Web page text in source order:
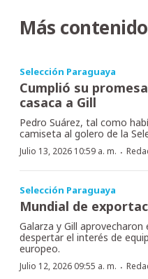
Más
Selección Paraguaya
Cumplió su
casaca a Gill
Pedro Suárez, tal como
camiseta al golero de la
Julio 13, 2026 10:59 a. m. ·
Selección Paraguaya
Mundial de
Galarza y Gill aprovecharon
despertar el interés de
europeo.
Julio 12, 2026 09:55 a. m. ·